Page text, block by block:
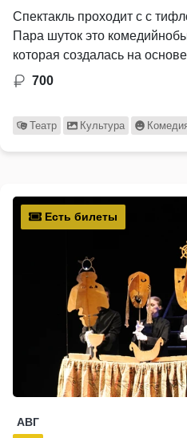
Спектакль проходит с с
Пара шуток это
которая создалась на
700
Театр Культура
Есть билеты
АВГ